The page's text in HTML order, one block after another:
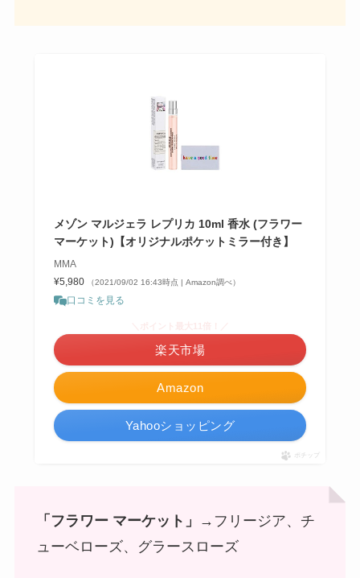
メゾン マルジェラ レプリカ 10ml 香水 (フラワー
マーケット)【オリジナルポケットミラー付き】
MMA
¥5,980
（2021/09/02 16:43時点 | Amazon調べ）
口コミを見る
Amazon
楽天市場
Yahooショッピング
ポチップ
「フラワー マーケット」
→フリージア、チ
ューベローズ、グラースローズ